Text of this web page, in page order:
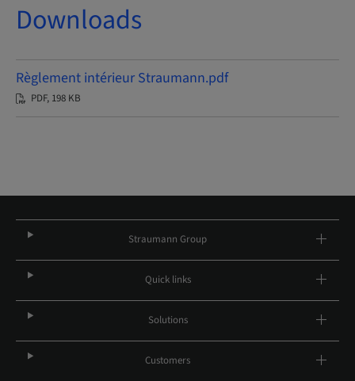
Downloads
Règlement intérieur Straumann.pdf
PDF, 198 KB
Straumann Group
Quick links
Solutions
Customers